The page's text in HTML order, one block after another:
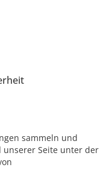
sammeln und
Seite unter der